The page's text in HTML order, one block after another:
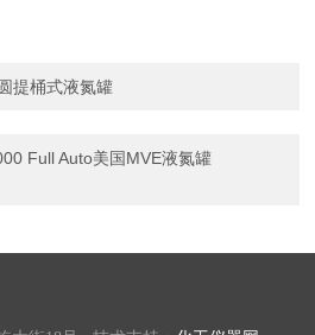
提桶式液氮罐
Full Auto美国MVE液氮罐